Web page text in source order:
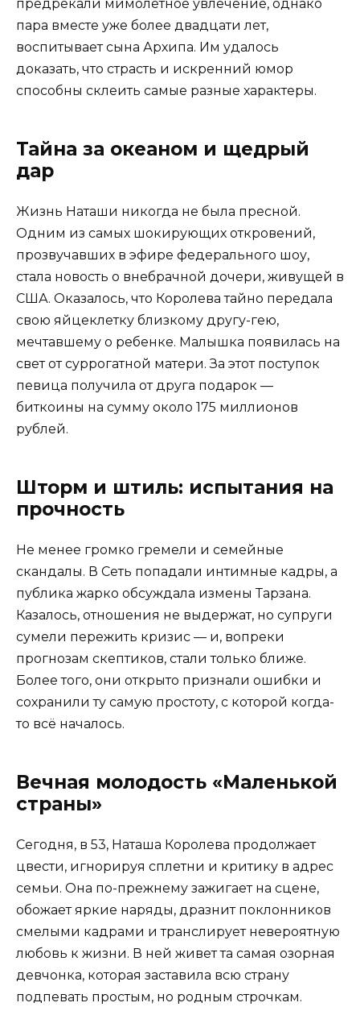
предрекали мимолетное увлечение, однако
пара вместе уже более двадцати лет,
воспитывает сына Архипа. Им удалось
доказать, что страсть и искренний юмор
способны склеить самые разные характеры.
Тайна за океаном и щедрый
дар
Жизнь Наташи никогда не была пресной.
Одним из самых шокирующих откровений,
прозвучавших в эфире федерального шоу,
стала новость о внебрачной дочери, живущей в
США. Оказалось, что Королева тайно передала
свою яйцеклетку близкому другу-гею,
мечтавшему о ребенке. Малышка появилась на
свет от суррогатной матери. За этот поступок
певица получила от друга подарок —
биткоины на сумму около 175 миллионов
рублей.
Шторм и штиль: испытания на
прочность
Не менее громко гремели и семейные
скандалы. В Сеть попадали интимные кадры, а
публика жарко обсуждала измены Тарзана.
Казалось, отношения не выдержат, но супруги
сумели пережить кризис — и, вопреки
прогнозам скептиков, стали только ближе.
Более того, они открыто признали ошибки и
сохранили ту самую простоту, с которой когда-
то всё началось.
Вечная молодость «Маленькой
страны»
Сегодня, в 53, Наташа Королева продолжает
цвести, игнорируя сплетни и критику в адрес
семьи. Она по-прежнему зажигает на сцене,
обожает яркие наряды, дразнит поклонников
смелыми кадрами и транслирует невероятную
любовь к жизни. В ней живет та самая озорная
девчонка, которая заставила всю страну
подпевать простым, но родным строчкам.